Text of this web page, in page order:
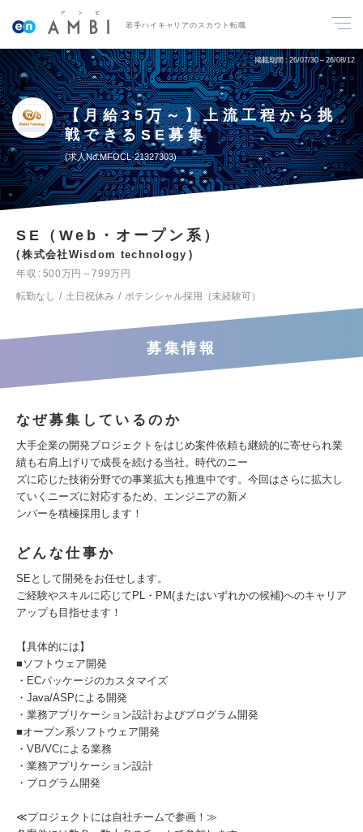
若手ハイキャリアのスカウト転職
掲載期間 26/07/30～26/08/12
【月給35万～】上流工程から挑
戦できるSE募集
求人No.MFOCL-21327303
SE（Web・オープン系）
株式会社Wisdom technology
年収
500万円～799万円
転勤なし
土日祝休み ポテンシャル採用（未経験可）
募集情報
なぜ募集しているのか
大手企業の開発プロジェクトをはじめ案件依頼も継続的に寄せられ業
績も右肩上げりで成長を続ける当社。時代のニー
ズに応じた技術分野での事業拡大も推進中です。今回はさらに拡大し
ていくニーズに対応するため、エンジニアの新メ
ンバーを積極採用します！
どんな仕事か
SEとして開発をお任せします。
ご経験やスキルに応じてPL・PM(またはいずれかの候補)へのキャリア
アップも目指せます！
【具体的には】
■ソフトウェア開発
・ECパッケージのカスタマイズ
・Java/ASPによる開発
・業務アプリケーション設計およびプログラム開発
■オープン系ソフトウェア開発
・VB/VCによる業務
・業務アプリケーション設計
・プログラム開発
≪プロジェクトには自社チームで参画！≫